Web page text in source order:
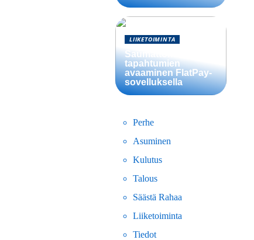
LIIKETOIMINTA
Saumattomien
tapahtumien
avaaminen FlatPay-
sovelluksella
Perhe
Asuminen
Kulutus
Talous
Säästä Rahaa
Liiketoiminta
Tiedot